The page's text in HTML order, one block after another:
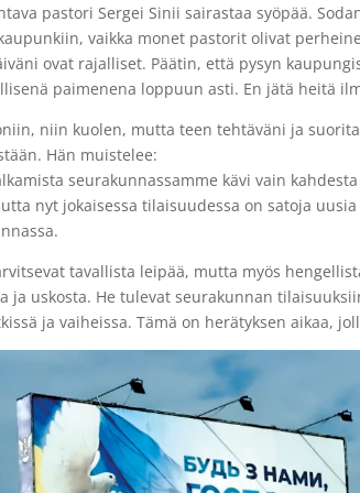
pastori Sergei Sinii sairastaa syöpää.
vaikka monet pastorit olivat
ovat rajalliset. Päätin, että pysyn
paimenena loppuun asti. En jätä heitä
niin kuolen, mutta teen tehtäväni ja
Hän muistelee:
seurakunnassamme kävi vain
nyt jokaisessa tilaisuudessa on satoja
tavallista leipää, mutta myös
ja uskosta. He tulevat seurakunnan
ja vaiheissa. Tämä on herätyksen aikaa,